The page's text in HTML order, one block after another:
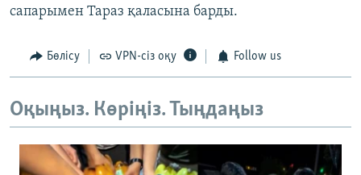
сапарымен Тараз қаласына барды.
Бөлісу VPN-сіз оқу Follow us
Оқыңыз. Көріңіз. Тыңдаңыз